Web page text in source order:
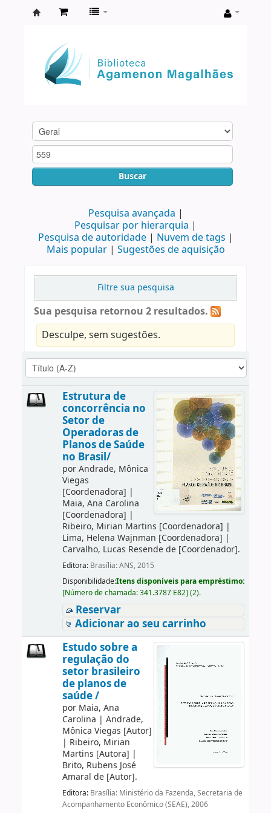
Agamenon
Magalhães
Buscar
Pesquisa avançada
Pesquisar por hierarquia
Pesquisa de autoridade
Nuvem de tags
Mais popular
Sugestões de aquisição
Filtre sua pesquisa
Sua pesquisa retornou 2 resultados.
Desculpe, sem sugestões.
Estrutura de
concorrência no
Setor de
Operadoras de
Planos de Saúde
no Brasil/
porAndrade, Mônica
Viegas
[Coordenadora] |
Maia, Ana Carolina
[Coordenadora] |
Ribeiro, Mirian Martins [Coordenadora] |
Lima, Helena Wajnman [Coordenadora] |
Carvalho, Lucas Resende de[Coordenador].
Editora: Brasília: ANS, 2015
Disponibilidade:Itens disponíveis para empréstimo:
[Número de chamada:341.3787 E82] (2).
Reservar
Adicionar ao seu carrinho
Estudo sobre a
regulação do
setor brasileiro
de planos de
saúde /
por Maia, Ana
Carolina | Andrade,
Mônica Viegas [Autor]
| Ribeiro, Mirian
Martins [Autora] |
Brito, Rubens José
Amaral de[Autor].
Editora: Brasília: Ministério da Fazenda, Secretaria de
Acompanhamento Econômico (SEAE), 2006